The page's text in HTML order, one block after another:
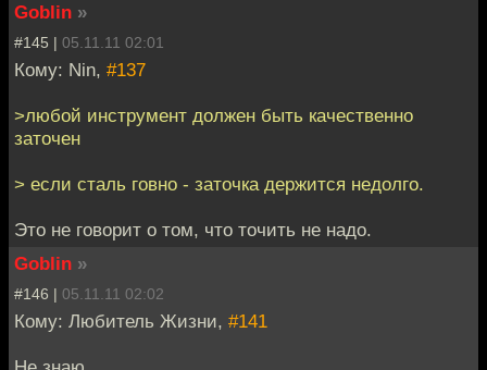
Goblin »
#145 | 05.11.11 02:01
Кому: Nin, #137
>любой инструмент должен быть качественно
заточен
> если сталь говно - заточка держится недолго.
Это не говорит о том, что точить не надо.
Goblin »
#146 | 05.11.11 02:02
Кому: Любитель Жизни, #141